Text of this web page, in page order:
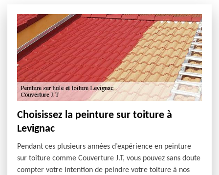
Choisissez la peinture sur toiture à
Levignac
Pendant ces plusieurs années d’expérience en peinture
sur toiture comme Couverture J.T, vous pouvez sans doute
compter votre intention de peindre votre toiture à nos